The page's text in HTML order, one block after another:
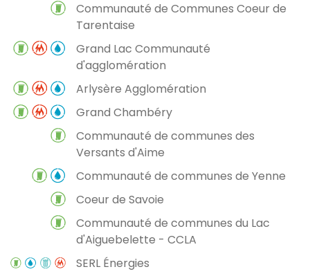
Communauté de Communes Coeur de
Tarentaise
Grand Lac Communauté
d'agglomération
Arlysère Agglomération
Grand Chambéry
Communauté de communes des
Versants d'Aime
Communauté de communes de Yenne
Coeur de Savoie
Communauté de communes du Lac
d'Aiguebelette - CCLA
SERL Énergies